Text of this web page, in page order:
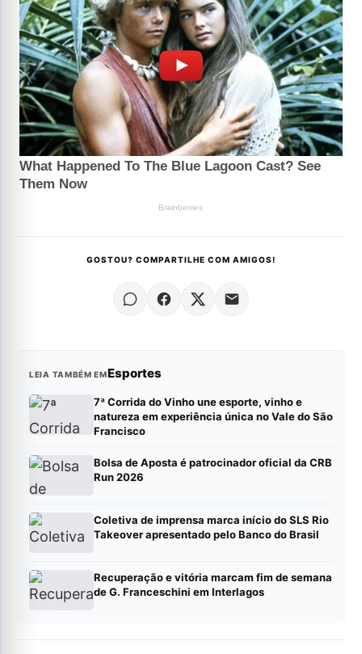
GOSTOU? COMPARTILHE COM AMIGOS!
LEIA TAMBÉM EMEsportes
7ª Corrida do Vinho une esporte, vinho e
natureza em experiência única no Vale do São
Francisco
Bolsa de Aposta é patrocinador oficial da CRB
Run 2026
Coletiva de imprensa marca início do SLS Rio
Takeover apresentado pelo Banco do Brasil
Recuperação e vitória marcam fim de semana
de G. Franceschini em Interlagos